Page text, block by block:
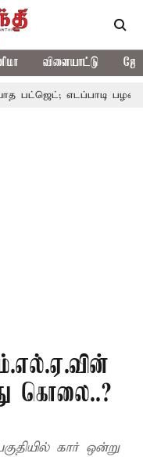
விளையாட்டு
பழனிசாமி
கொலை..?
கார் ஒன்று